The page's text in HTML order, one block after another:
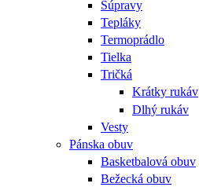
Súpravy
Tepláky
Termoprádlo
Tielka
Tričká
Krátky rukáv
Dlhý rukáv
Vesty
Pánska obuv
Basketbalová obuv
Bežecká obuv